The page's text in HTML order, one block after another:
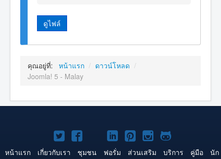
ดูไฟล์
คุณอยู่ที่: หน้าแรก / ดาวน์โหลด /
Joomla! 5 - Malay
Joomla!
บน
Joomla!
บน
Joomla!
บน
Joomla!
บน
Joomla!
บน
Joomla!
บน
Joomla!
บน
หน้าแรก เกี่ยวกับเรา ชุมชน ฟอรั่ม ส่วนเสริม บริการ คู่มือ
นัก